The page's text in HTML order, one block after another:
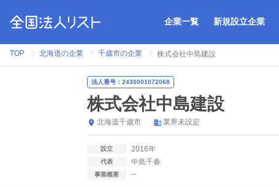
企業一覧 新規設立企業
TOP 北海道の企業 千歳市の企業 株式会社中島建設
法人番号：2430001072068
株式会社中島建設
北海道千歳市 業界未設定
設立 2016年
代表 中島千春
事業概要 --